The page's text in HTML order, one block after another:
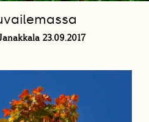
23.09.2017